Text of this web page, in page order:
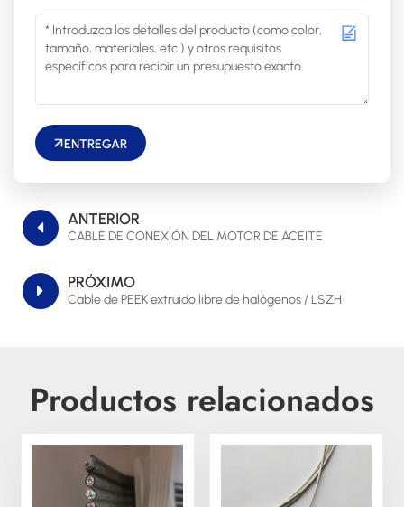
ENTREGAR
ANTERIOR
CABLE DE CONEXIÓN DEL MOTOR DE ACEITE
PRÓXIMO
Cable de PEEK extruido libre de halógenos / LSZH
Productos relacionados